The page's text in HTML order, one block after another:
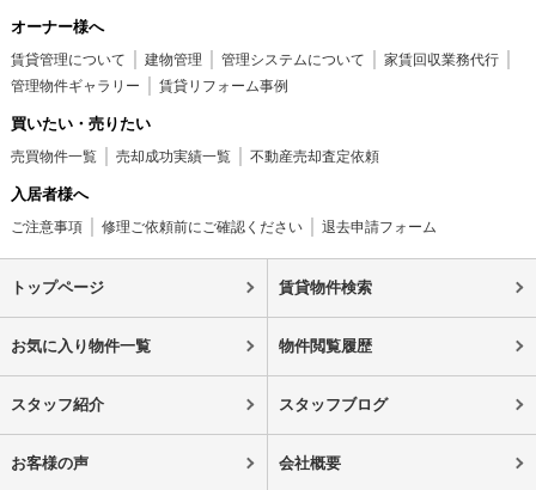
オーナー様へ
賃貸管理について 建物管理 管理システムについて
家賃回収業務代行
管理物件ギャラリー
賃貸リフォーム事例
買いたい・売りたい
売買物件一覧 売却成功実績一覧 不動産売却査定依頼
入居者様へ
ご注意事項 修理ご依頼前にご確認ください 退去申請フォーム
トップページ 賃貸物件検索
お気に入り物件一覧 物件閲覧履歴
スタッフ紹介 スタッフブログ
お客様の声 会社概要